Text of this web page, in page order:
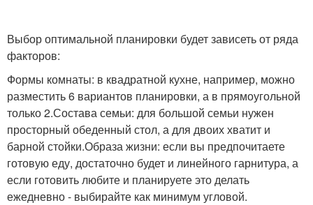
Выбор оптимальной планировки будет зависеть от ряда
факторов:
Формы комнаты: в квадратной кухне, например, можно
разместить 6 вариантов планировки, а в прямоугольной
только 2.Состава семьи: для большой семьи нужен
просторный обеденный стол, а для двоих хватит и
барной стойки.Образа жизни: если вы предпочитаете
готовую еду, достаточно будет и линейного гарнитура, а
если готовить любите и планируете это делать
ежедневно - выбирайте как минимум угловой.